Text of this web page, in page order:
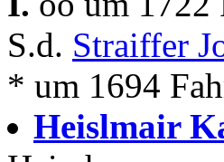
S.d. Straiffer
* um 1694
Heislmair